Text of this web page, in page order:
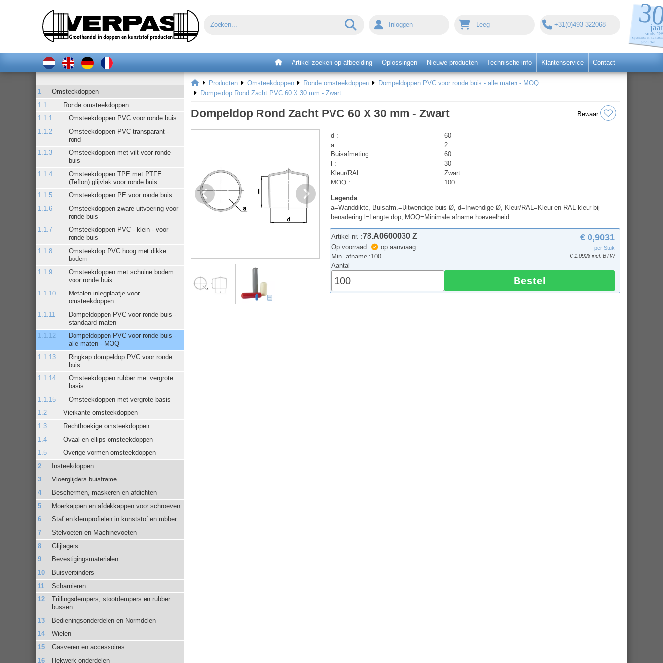
Inloggen Leeg +31(0)493 322068
Artikel zoeken op afbeelding Oplossingen Nieuwe producten Technische info Klantenservice Contact
Omsteekdoppen
Ronde omsteekdoppen
Omsteekdoppen PVC voor ronde buis
Omsteekdoppen PVC transparant -
rond
Omsteekdoppen met vilt voor ronde
buis
Omsteekdoppen TPE met PTFE
(Teflon) glijvlak voor ronde buis
Omsteekdoppen PE voor ronde buis
Omsteekdoppen zware uitvoering voor
ronde buis
Omsteekdoppen PVC - klein - voor
ronde buis
Omsteekdop PVC hoog met dikke
bodem
Omsteekdoppen met schuine bodem
voor ronde buis
Metalen inlegplaatje voor
omsteekdoppen
Dompeldoppen PVC voor ronde buis -
standaard maten
Dompeldoppen PVC voor ronde buis -
alle maten - MOQ
Ringkap dompeldop PVC voor ronde
buis
Omsteekdoppen rubber met vergrote
basis
Omsteekdoppen met vergrote basis
Vierkante omsteekdoppen
Rechthoekige omsteekdoppen
Ovaal en ellips omsteekdoppen
Overige vormen omsteekdoppen
Insteekdoppen
Vloerglijders buisframe
Beschermen, maskeren en afdichten
Moerkappen en afdekkappen voor schroeven
Staf en klemprofielen in kunststof en rubber
Stelvoeten en Machinevoeten
Glijlagers
Bevestigingsmaterialen
Buisverbinders
Scharnieren
Trillingsdempers, stootdempers en rubber
bussen
Bedieningsonderdelen en Normdelen
Wielen
Gasveren en accessoires
Hekwerk onderdelen
Producten Omsteekdoppen Ronde omsteekdoppen
Dompeldoppen PVC voor ronde buis - alle maten - MOQ
Dompeldop Rond Zacht PVC 60 X 30 mm - Zwart
Dompeldop Rond Zacht PVC 60 X 30 mm - Zwart Bewaar
d :
60
a :
2
Buisafmeting :
60
l :
30
Kleur/RAL :
Zwart
MOQ :
100
Legenda
a=Wanddikte, Buisafm.=Uitwendige buis-Ø, d=Inwendige-Ø, Kleur/RAL=Kleur en RAL kleur bij
benadering l=Lengte dop, MOQ=Minimale afname hoeveelheid
Artikel-nr. :78.A0600030 Z
Op voorraad :
op aanvraag
Min. afname :100
€ 0,9031
per Stuk
€ 1,0928 incl. BTW
Aantal
Bestel